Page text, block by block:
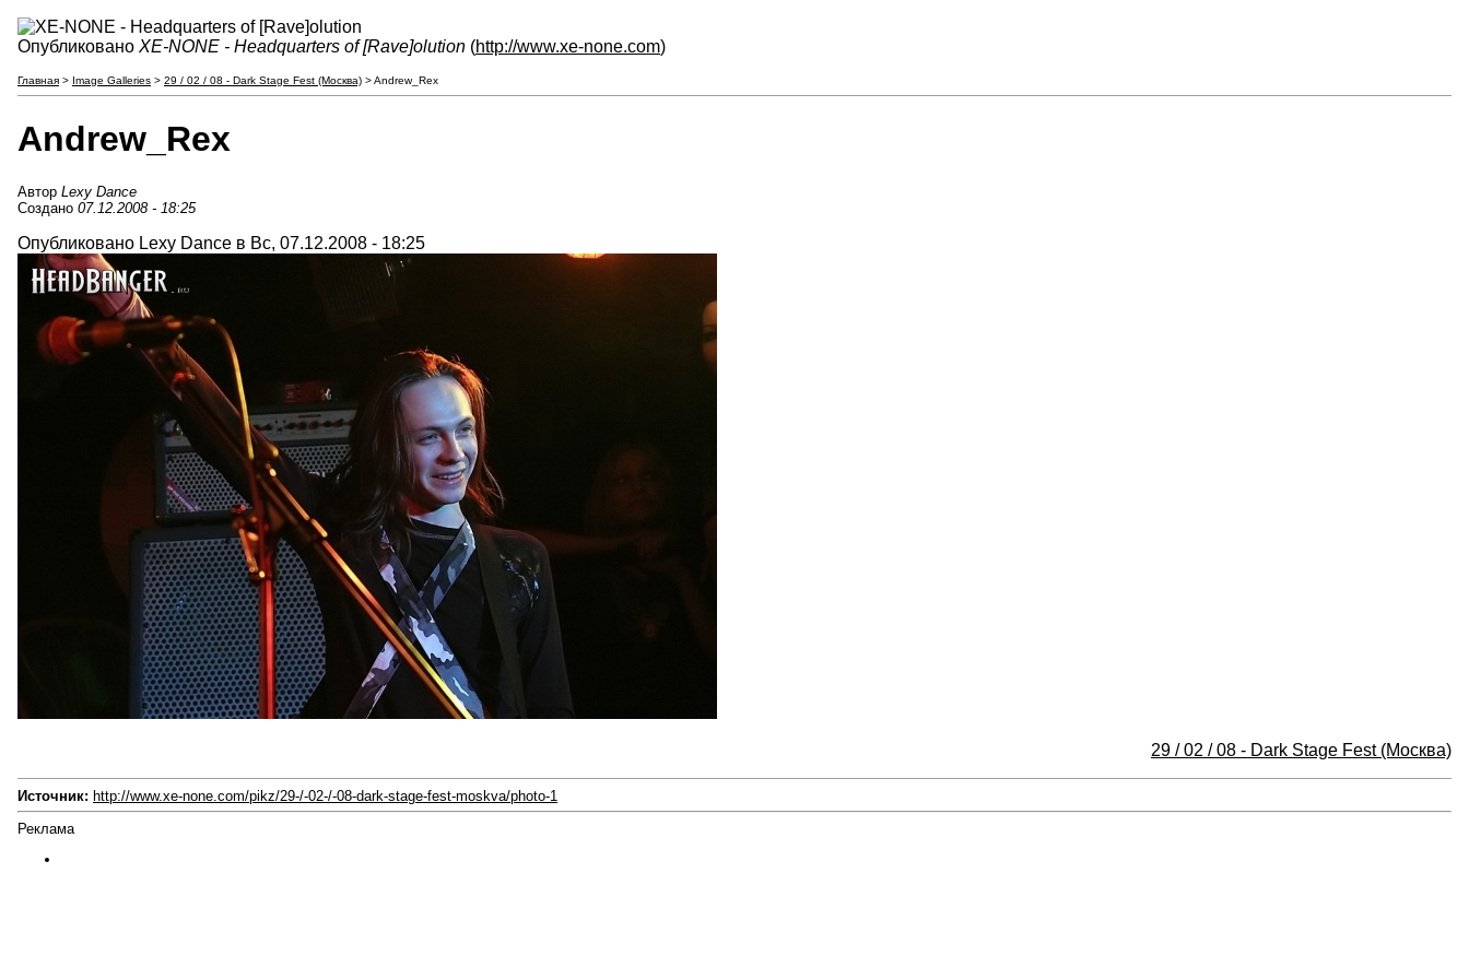
Опубликовано XE-NONE - Headquarters of [Rave]olution (http://www.xe-none.com)
Главная > Image Galleries > 29 / 02 / 08 - Dark Stage Fest (Москва) > Andrew_Rex
Andrew_Rex
Автор Lexy Dance
Создано 07.12.2008 - 18:25
Опубликовано Lexy Dance в Вс, 07.12.2008 - 18:25
29 / 02 / 08 - Dark Stage Fest (Москва)
Источник: http://www.xe-none.com/pikz/29-/-02-/-08-dark-stage-fest-moskva/photo-1
Реклама